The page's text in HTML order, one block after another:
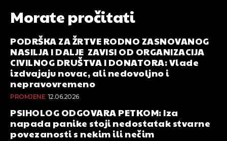
Morate pročitati
PODRŠKA ZA ŽRTVE RODNO ZASNOVANOG
NASILJA I DALJE ZAVISI OD ORGANIZACIJA
CIVILNOG DRUŠTVA I DONATORA: Vlade
izdvajaju novac, ali nedovoljno i
nepravovremeno
PROMJENE 12.06.2026
PSIHOLOG ODGOVARA PETKOM: Iza
napada panike stoji nedostatak stvarne
povezanosti s nekim ili nečim